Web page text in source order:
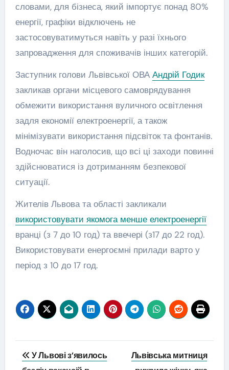
словами, для бізнеса, який імпортує понад 80%
енергії, графіки відключень не
застосовуватимуться навіть у разі їхнього
запровадження для споживачів інших категорій.
Заступник голови Львівської ОВА Андрій Годик
закликав органи місцевого самоврядування
обмежити використання вуличного освітлення
задля економії електроенергії, а також
мінімізувати використання підсвіток та фонтанів.
Водночас він наголосив, що всі ці заходи повинні
здійснюватися із дотриманням безпекової
ситуації.
Жителів Львова та області закликали
використовувати якомога менше електроенергії
вранці (з 7 до 10 год) та ввечері (з17 до 22 год).
Використовувати енергоємні прилади варто у
період з 10 до 17 год.
Навігація
У Львові з’явилось
Львівська митниця